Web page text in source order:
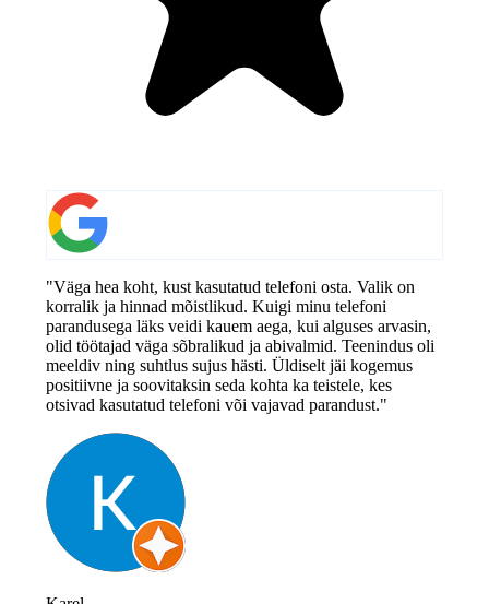
"Väga hea koht, kust kasutatud telefoni osta. Valik on
korralik ja hinnad mõistlikud. Kuigi minu telefoni
parandusega läks veidi kauem aega, kui alguses arvasin,
olid töötajad väga sõbralikud ja abivalmid. Teenindus oli
meeldiv ning suhtlus sujus hästi. Üldiselt jäi kogemus
positiivne ja soovitaksin seda kohta ka teistele, kes
otsivad kasutatud telefoni või vajavad parandust."